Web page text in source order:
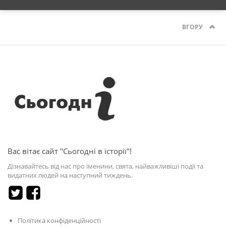
ВГОРУ
Вас вітає сайт "Сьогодні в історії"!
Дізнавайтесь від нас про іменини, свята, найважливіші події та
видатних людей на наступний тиждень.
Політика конфіденційності